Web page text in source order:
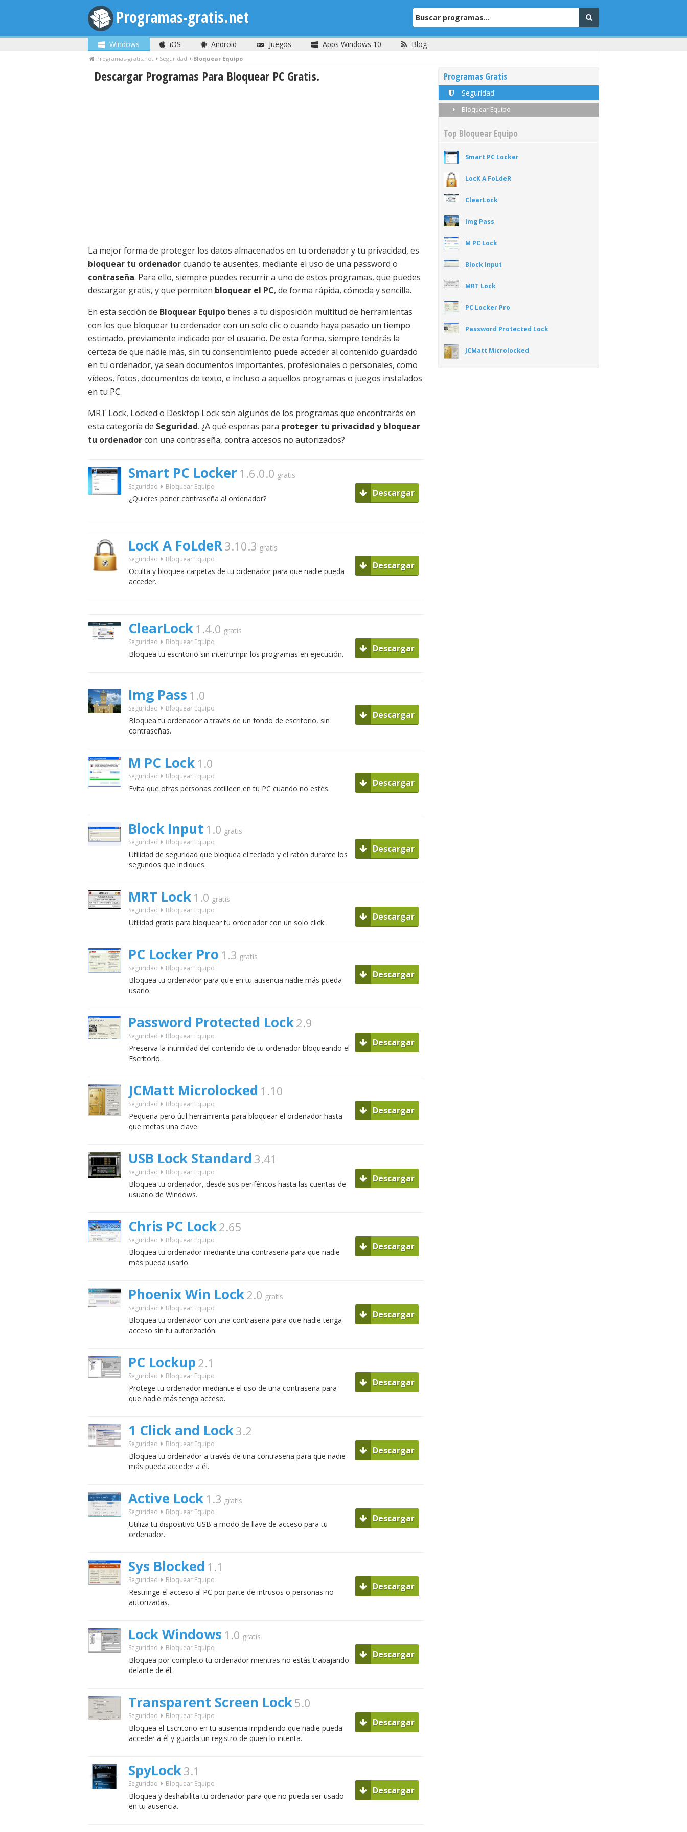
Programas-gratis.net
Windows iOS Android Juegos Apps Windows 10 Blog
Programas-gratis.net Seguridad Bloquear Equipo
Descargar Programas Para Bloquear PC Gratis.
La mejor forma de proteger los datos almacenados en tu ordenador y tu privacidad, es
bloquear tu ordenadorcuando te ausentes, mediante el uso de una password o
contraseña. Para ello, siempre puedes recurrir a uno de estos programas, que puedes
descargar gratis, y que permiten bloquear el PC, de forma rápida, cómoda y sencilla.
En esta sección de Bloquear Equipotienes a tu disposición multitud de herramientas
con los que bloquear tu ordenador con un solo clic o cuando haya pasado un tiempo
estimado, previamente indicado por el usuario. De esta forma, siempre tendrás la
certeza de que nadie más, sin tu consentimiento puede acceder al contenido guardado
en tu ordenador, ya sean documentos importantes, profesionales o personales, como
vídeos, fotos, documentos de texto, e incluso a aquellos programas o juegos instalados
en tu PC.
MRT Lock, Locked o Desktop Lock son algunos de los programas que encontrarás en
esta categoría de Seguridad. ¿A qué esperas para proteger tu privacidad y bloquear
tu ordenadorcon una contraseña, contra accesos no autorizados?
Smart PC Locker 1.6.0.0 gratis
Seguridad Bloquear Equipo
¿Quieres poner contraseña al ordenador?
Descargar
LocK A FoLdeR3.10.3 gratis
Seguridad Bloquear Equipo
Oculta y bloquea carpetas de tu ordenador para que nadie pueda
acceder.
Descargar
ClearLock 1.4.0 gratis
Seguridad Bloquear Equipo
Bloquea tu escritorio sin interrumpir los programas en ejecución.
Descargar
Img Pass 1.0
Seguridad Bloquear Equipo
Bloquea tu ordenador a través de un fondo de escritorio, sin
contraseñas.
Descargar
M PC Lock 1.0
Seguridad Bloquear Equipo
Evita que otras personas cotilleen en tu PC cuando no estés.
Descargar
Block Input 1.0 gratis
Seguridad Bloquear Equipo
Utilidad de seguridad que bloquea el teclado y el ratón durante los
segundos que indiques.
Descargar
MRT Lock 1.0 gratis
Seguridad Bloquear Equipo
Utilidad gratis para bloquear tu ordenador con un solo click.
Descargar
PC Locker Pro 1.3 gratis
Seguridad Bloquear Equipo
Bloquea tu ordenador para que en tu ausencia nadie más pueda
usarlo.
Descargar
Password Protected Lock2.9
Seguridad Bloquear Equipo
Preserva la intimidad del contenido de tu ordenador bloqueando el
Escritorio.
Descargar
JCMatt Microlocked 1.10
Seguridad Bloquear Equipo
Pequeña pero útil herramienta para bloquear el ordenador hasta
que metas una clave.
Descargar
USB Lock Standard 3.41
Seguridad Bloquear Equipo
Bloquea tu ordenador, desde sus periféricos hasta las cuentas de
usuario de Windows.
Descargar
Chris PC Lock2.65
Seguridad Bloquear Equipo
Bloquea tu ordenador mediante una contraseña para que nadie
más pueda usarlo.
Descargar
Phoenix Win Lock2.0 gratis
Seguridad Bloquear Equipo
Bloquea tu ordenador con una contraseña para que nadie tenga
acceso sin tu autorización.
Descargar
PC Lockup 2.1
Seguridad Bloquear Equipo
Protege tu ordenador mediante el uso de una contraseña para
que nadie más tenga acceso.
Descargar
1 Click and Lock3.2
Seguridad Bloquear Equipo
Bloquea tu ordenador a través de una contraseña para que nadie
más pueda acceder a él.
Descargar
Active Lock 1.3 gratis
Seguridad Bloquear Equipo
Utiliza tu dispositivo USB a modo de llave de acceso para tu
ordenador.
Descargar
Sys Blocked 1.1
Seguridad Bloquear Equipo
Restringe el acceso al PC por parte de intrusos o personas no
autorizadas.
Descargar
Lock Windows 1.0 gratis
Seguridad Bloquear Equipo
Bloquea por completo tu ordenador mientras no estás trabajando
delante de él.
Descargar
Transparent Screen Lock5.0
Seguridad Bloquear Equipo
Bloquea el Escritorio en tu ausencia impidiendo que nadie pueda
acceder a él y guarda un registro de quien lo intenta.
Descargar
SpyLock3.1
Seguridad Bloquear Equipo
Bloquea y deshabilita tu ordenador para que no pueda ser usado
en tu ausencia.
Descargar
Programas Gratis
Seguridad
Bloquear Equipo
Top Bloquear Equipo
Smart PC Locker
LocK A FoLdeR
ClearLock
Img Pass
M PC Lock
Block Input
MRT Lock
PC Locker Pro
Password Protected Lock
JCMatt Microlocked